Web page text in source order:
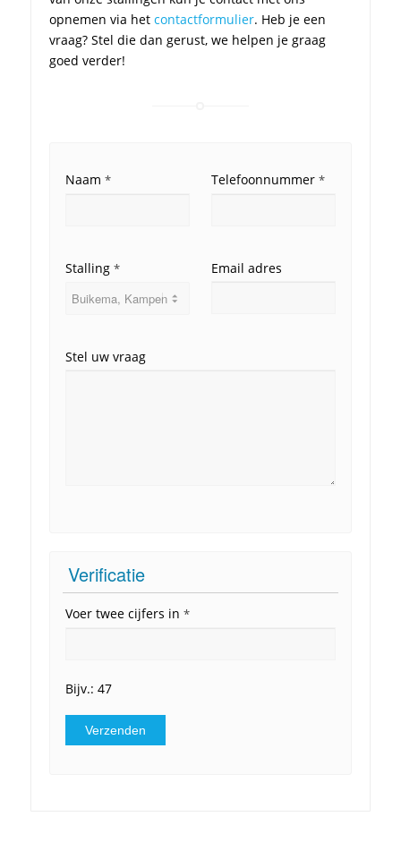
opnemen via het contactformulier. Heb je een
vraag? Stel die dan gerust, we helpen je graag
goed verder!
Naam * Telefoonnummer*
Email adres
Stalling *
Stel uw vraag
Verificatie
Voer twee cijfers in *
Bijv.: 47